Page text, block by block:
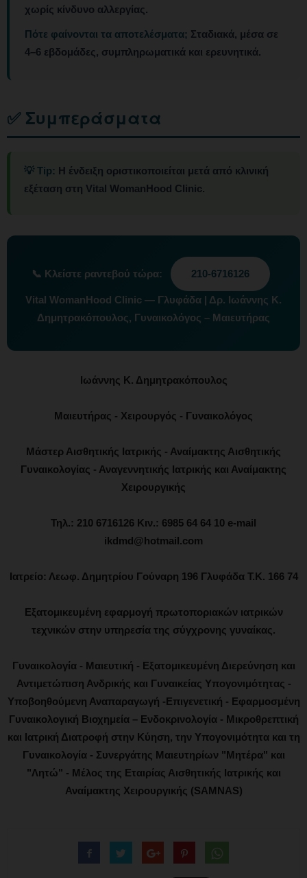
χωρίς κίνδυνο αλλεργίας.
Πότε φαίνονται τα αποτελέσματα; Σταδιακά, μέσα σε
4–6 εβδομάδες, συμπληρωματικά και ερευνητικά.
✅ Συμπεράσματα
💡 Tip: Η ένδειξη οριστικοποιείται μετά από κλινική
εξέταση στη Vital WomanHood Clinic.
📞 Κλείστε ραντεβού τώρα: 210-6716126
Vital WomanHood Clinic — Γλυφάδα | Δρ. Ιωάννης Κ.
Δημητρακόπουλος, Γυναικολόγος – Μαιευτήρας
Ιωάννης Κ. Δημητρακόπουλος
Μαιευτήρας - Χειρουργός - Γυναικολόγος
Μάστερ Αισθητικής Ιατρικής - Αναίμακτης Αισθητικής
Γυναικολογίας - Αναγεννητικής Ιατρικής και Αναίμακτης
Χειρουργικής
Τηλ.: 210 6716126 Κιν.: 6985 64 64 10 e-mail
ikdmd@hotmail.com
Ιατρείο: Λεωφ. Δημητρίου Γούναρη 196 Γλυφάδα Τ.Κ. 166 74
Εξατομικευμένη εφαρμογή πρωτοποριακών ιατρικών
τεχνικών στην υπηρεσία της σύγχρονης γυναίκας.
Γυναικολογία - Μαιευτική - Εξατομικευμένη Διερεύνηση και
Αντιμετώπιση Ανδρικής και Γυναικείας Υπογονιμότητας -
Υποβοηθούμενη Αναπαραγωγή -Επιγενετική - Εφαρμοσμένη
Γυναικολογική Βιοχημεία – Ενδοκρινολογία - Μικροθρεπτική
και Ιατρική Διατροφή στην Κύηση, την Υπογονιμότητα και τη
Γυναικολογία - Συνεργάτης Μαιευτηρίων "Μητέρα" και
"Λητώ" - Μέλος της Εταιρίας Αισθητικής Ιατρικής και
Αναίμακτης Χειρουργικής (SAMNAS)